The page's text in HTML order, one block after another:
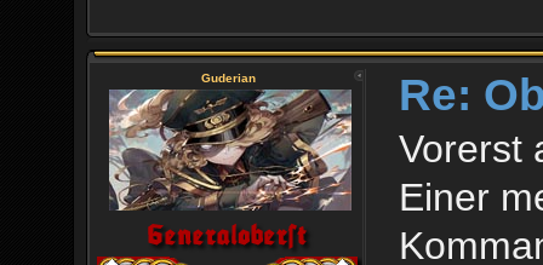
Guderian Re:
Vorerst
Einer